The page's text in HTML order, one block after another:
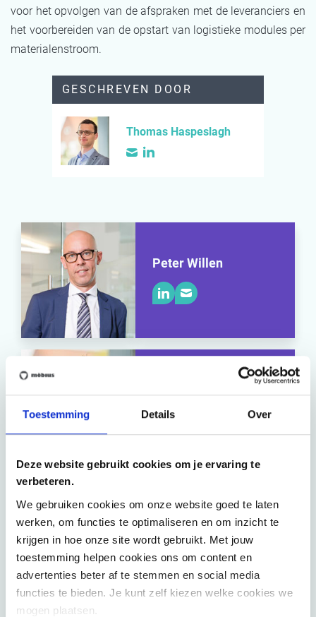
Toestemming Details Over
Deze website gebruikt cookies om je ervaring te
verbeteren.
We gebruiken cookies om onze website goed te laten
werken, om functies te optimaliseren en om inzicht te
krijgen in hoe onze site wordt gebruikt. Met jouw
toestemming helpen cookies ons om content en
advertenties beter af te stemmen en social media
functies te bieden. Je kunt zelf kiezen welke cookies we
mogen plaatsen.
voor het opvolgen van de afspraken met de leveranciers en
het voorbereiden van de opstart van logistieke modules per
materialenstroom.
GESCHREVEN DOOR
Thomas Haspeslagh
Peter Willen
Thomas Haspeslagh
Contacteer ons
Wij helpen je om de meest dringende business
uitdagingen aan te pakken met onze flexibele
aanpak. Onze consultants richten zich op impact en